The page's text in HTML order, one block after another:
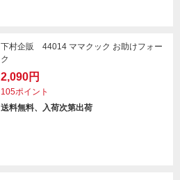
下村企販 44014 ママクック お助けフォー
ク
2,090円
105ポイント
送料無料、入荷次第出荷